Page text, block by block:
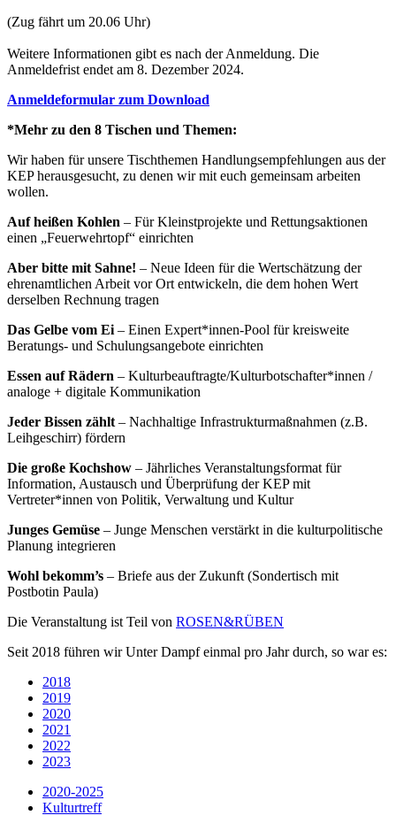
(Zug fährt um 20.06 Uhr)
Weitere Informationen gibt es nach der Anmeldung. Die
Anmeldefrist endet am 8. Dezember 2024.
Anmeldeformular zum Download
*Mehr zu den 8 Tischen und Themen:
​Wir haben für unsere Tischthemen Handlungsempfehlungen aus der
KEP herausgesucht, zu denen wir mit euch gemeinsam arbeiten
wollen.
Auf heißen Kohlen – Für Kleinstprojekte und Rettungsaktionen
einen „Feuerwehrtopf“ einrichten
Aber bitte mit Sahne! – Neue Ideen für die Wertschätzung der
ehrenamtlichen Arbeit vor Ort entwickeln, die dem hohen Wert
derselben Rechnung tragen
Das Gelbe vom Ei – Einen Expert*innen-Pool für kreisweite
Beratungs- und Schulungsangebote einrichten
Essen auf Rädern – Kulturbeauftragte/Kulturbotschafter*innen /
analoge + digitale Kommunikation
Jeder Bissen zählt – Nachhaltige Infrastrukturmaßnahmen (z.B.
Leihgeschirr) fördern
Die große Kochshow – Jährliches Veranstaltungsformat für
Information, Austausch und Überprüfung der KEP mit
Vertreter*innen von Politik, Verwaltung und Kultur
Junges Gemüse – Junge Menschen verstärkt in die kulturpolitische
Planung integrieren
Wohl bekomm’s – Briefe aus der Zukunft (Sondertisch mit
Postbotin Paula)
​Die Veranstaltung ist Teil von ROSEN&RÜBEN
​Seit 2018 führen wir Unter Dampf einmal pro Jahr durch, so war es:
2018
2019
2020
2021
2022
2023
2020-2025
Kulturtreff